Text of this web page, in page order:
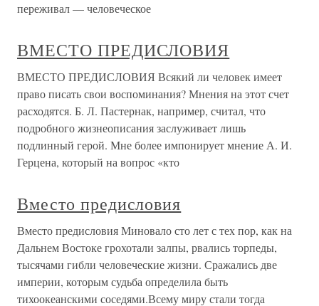
переживал — человеческое
ВМЕСТО ПРЕДИСЛОВИЯ
ВМЕСТО ПРЕДИСЛОВИЯ Всякий ли человек имеет
право писать свои воспоминания? Мнения на этот счет
расходятся. Б. Л. Пастернак, например, считал, что
подробного жизнеописания заслуживает лишь
подлинный герой. Мне более импонирует мнение А. И.
Герцена, который на вопрос «кто
Вместо предисловия
Вместо предисловия Миновало сто лет с тех пор, как на
Дальнем Востоке грохотали залпы, рвались торпеды,
тысячами гибли человеческие жизни. Сражались две
империи, которым судьба определила быть
тихоокеанскими соседями.Всему миру стали тогда